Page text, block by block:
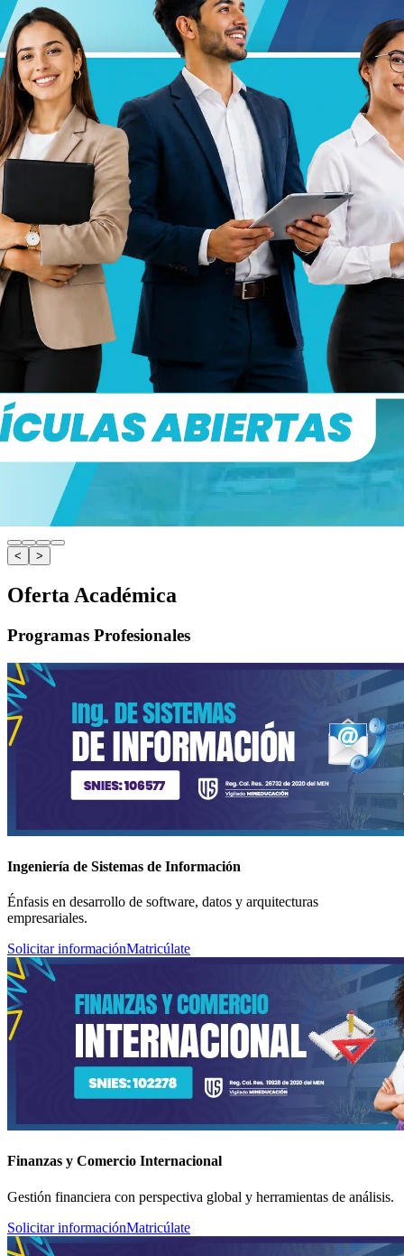
< >
Oferta Académica
Programas Profesionales
Ingeniería de Sistemas de Información
Énfasis en desarrollo de software, datos y arquitecturas
empresariales.
Solicitar informaciónMatricúlate
Finanzas y Comercio Internacional
Gestión financiera con perspectiva global y herramientas de análisis.
Solicitar informaciónMatricúlate